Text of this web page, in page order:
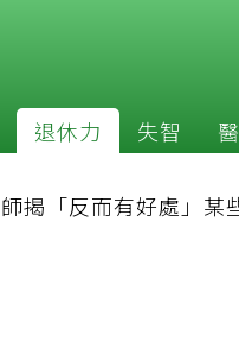
退休力 失智
揭「反而有好處」某